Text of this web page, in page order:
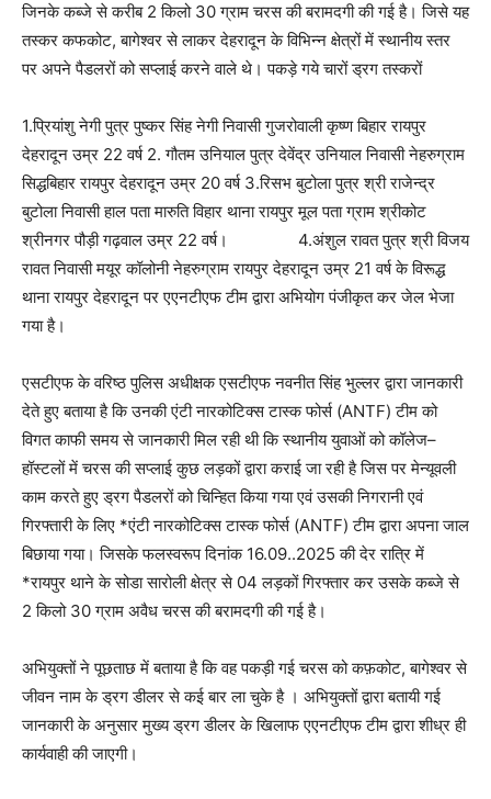
जिनके कब्जे से करीब 2 किलो 30 ग्राम चरस की बरामदगी की गई है। जिसे यह
तस्कर कफकोट, बागेश्वर से लाकर देहरादून के विभिन्न क्षेत्रों में स्थानीय स्तर
पर अपने पैडलरों को सप्लाई करने वाले थे। पकड़े गये चारों ड्रग तस्करों
1.प्रियांशु नेगी पुत्र पुष्कर सिंह नेगी निवासी गुजरोवाली कृष्ण बिहार रायपुर
देहरादून उम्र 22 वर्ष 2. गौतम उनियाल पुत्र देवेंद्र उनियाल निवासी नेहरुग्राम
सिद्धबिहार रायपुर देहरादून उम्र 20 वर्ष 3.रिसभ बुटोला पुत्र श्री राजेन्द्र
बुटोला निवासी हाल पता मारुति विहार थाना रायपुर मूल पता ग्राम श्रीकोट
श्रीनगर पौड़ी गढ़वाल उम्र 22 वर्ष। 4.अंशुल रावत पुत्र श्री विजय
रावत निवासी मयूर कॉलोनी नेहरुग्राम रायपुर देहरादून उम्र 21 वर्ष के विरूद्ध
थाना रायपुर देहरादून पर एएनटीएफ टीम द्वारा अभियोग पंजीकृत कर जेल भेजा
गया है।
एसटीएफ के वरिष्ठ पुलिस अधीक्षक एसटीएफ नवनीत सिंह भुल्लर द्वारा जानकारी
देते हुए बताया है कि उनकी एंटी नारकोटिक्स टास्क फोर्स (ANTF) टीम को
विगत काफी समय से जानकारी मिल रही थी कि स्थानीय युवाओं को कॉलेज–
हॉस्टलों में चरस की सप्लाई कुछ लड़कों द्वारा कराई जा रही है जिस पर मेन्यूवली
काम करते हुए ड्रग पैडलरों को चिन्हित किया गया एवं उसकी निगरानी एवं
गिरफ्तारी के लिए *एंटी नारकोटिक्स टास्क फोर्स (ANTF) टीम द्वारा अपना जाल
बिछाया गया। जिसके फलस्वरूप दिनांक 16.09..2025 की देर रात्रि में
*रायपुर थाने के सोडा सारोली क्षेत्र से 04 लड़कों गिरफ्तार कर उसके कब्जे से
2 किलो 30 ग्राम अवैध चरस की बरामदगी की गई है।
अभियुक्तों ने पूछताछ में बताया है कि वह पकड़ी गई चरस को कफ़कोट, बागेश्वर से
जीवन नाम के ड्रग डीलर से कई बार ला चुके है । अभियुक्तों द्वारा बतायी गई
जानकारी के अनुसार मुख्य ड्रग डीलर के खिलाफ एएनटीएफ टीम द्वारा शीध्र ही
कार्यवाही की जाएगी।